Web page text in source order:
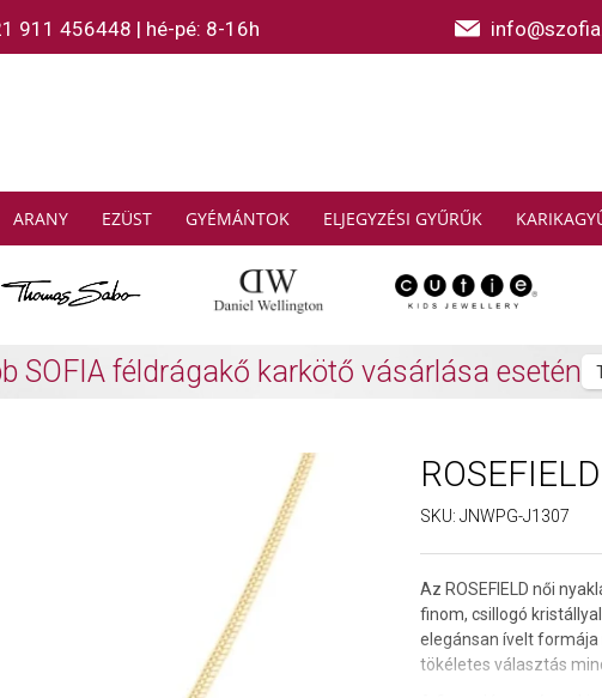
911 456448 | hé-pé: 8-16h
ARANY EZÜST GYÉMÁNTOK ELJEGYZÉSI GYŰRŰK
SABO: Gyűjtsön és spóroljon További információk
SKU: JNWPG-J1307
Az ROSEFIELD női
finom, csillogó
elegánsan ívelt
tökéletes választás